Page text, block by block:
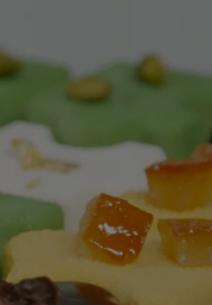
Stendere il
di pesce in acqua
aggiungendolo
il composto
e in ultimo la
d’arancia,